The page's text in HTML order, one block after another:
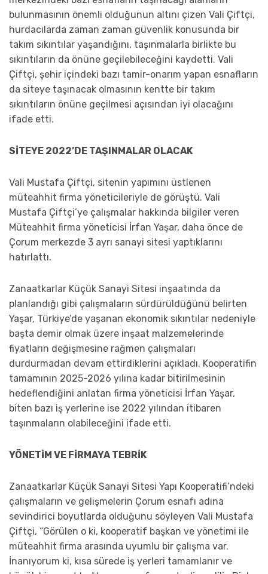
bulunmasının önemli olduğunun altını çizen Vali Çiftçi,
hurdacılarda zaman zaman güvenlik konusunda bir
takım sıkıntılar yaşandığını, taşınmalarla birlikte bu
sıkıntıların da önüne geçilebileceğini kaydetti. Vali
Çiftçi, şehir içindeki bazı tamir-onarım yapan esnafların
da siteye taşınacak olmasının kentte bir takım
sıkıntıların önüne geçilmesi açısından iyi olacağını
ifade etti.
SİTEYE 2022’DE TAŞINMALAR OLACAK
Vali Mustafa Çiftçi, sitenin yapımını üstlenen
müteahhit firma yöneticileriyle de görüştü. Vali
Mustafa Çiftçi’ye çalışmalar hakkında bilgiler veren
Müteahhit firma yöneticisi İrfan Yaşar, daha önce de
Çorum merkezde 3 ayrı sanayi sitesi yaptıklarını
hatırlattı.
Zanaatkarlar Küçük Sanayi Sitesi inşaatında da
planlandığı gibi çalışmaların sürdürüldüğünü belirten
Yaşar, Türkiye’de yaşanan ekonomik sıkıntılar nedeniyle
başta demir olmak üzere inşaat malzemelerinde
fiyatların değişmesine rağmen çalışmaları
durdurmadan devam ettirdiklerini açıkladı. Kooperatifin
tamamının 2025-2026 yılına kadar bitirilmesinin
hedeflendiğini anlatan firma yöneticisi İrfan Yaşar,
biten bazı iş yerlerine ise 2022 yılından itibaren
taşınmaların olabileceğini ifade etti.
YÖNETİM VE FİRMAYA TEBRİK
Zanaatkarlar Küçük Sanayi Sitesi Yapı Kooperatifi’ndeki
çalışmaların ve gelişmelerin Çorum esnafı adına
sevindirici boyutlarda olduğunu söyleyen Vali Mustafa
Çiftçi, “Görülen o ki, kooperatif başkan ve yönetimi ile
müteahhit firma arasında uyumlu bir çalışma var.
İnanıyorum ki, kısa sürede iş yerleri tamamlanır ve